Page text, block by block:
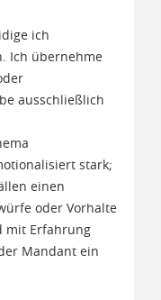
ich
Ich übernehme
ausschließlich
stark;
einen
oder Vorhalte
mit Erfahrung
Mandant ein